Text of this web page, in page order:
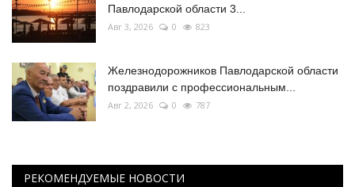
Павлодарской области 3...
Авг 3, 2026 0 823
Железнодорожников Павлодарской области
поздравили с профессиональным...
Авг 2, 2026 0 787
РЕКОМЕНДУЕМЫЕ НОВОСТИ